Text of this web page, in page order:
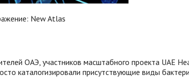
New Atlas
ОАЭ, участников масштабного проекта UAE
каталогизировали присутствующие виды